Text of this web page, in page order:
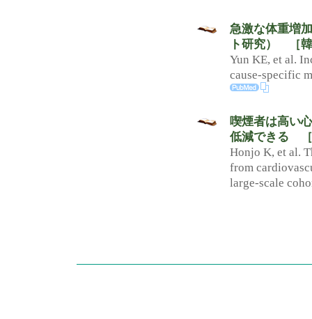
急激な体重増
ト研究） ［
Yun KE, et al.
cause-specific
喫煙者は高い
低減できる ［
Honjo K, et al.
from
large-scale